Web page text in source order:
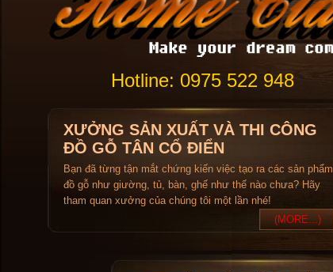
Hotline: 0975 522 948
XƯỞNG SẢN XUẤT VÀ THI CÔNG
ĐỒ GỖ TÂN CỔ ĐIỂN
Bạn đã từng tận mắt chứng kiến việc tạo ra các sản phẩm
đồ gỗ như giường, tủ, bàn, ghế như thế nào chưa? Hãy
tham quan xưởng của chúng tôi một lần nhé!
(MORE...)